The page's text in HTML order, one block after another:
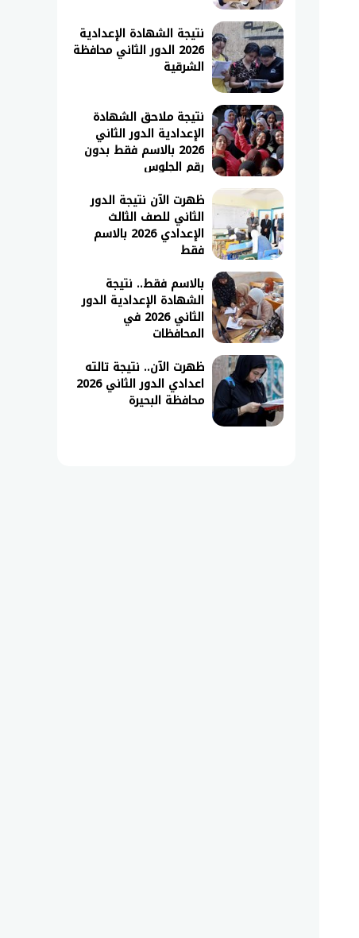
نتيجة الشهادة الإعدادية
2026 الدور الثاني محافظة
الشرقية
نتيجة ملاحق الشهادة
الإعدادية الدور الثاني
2026 بالاسم فقط بدون
رقم الجلوس
ظهرت الآن نتيجة الدور
الثاني للصف الثالث
الإعدادي 2026 بالاسم
فقط
بالاسم فقط.. نتيجة
الشهادة الإعدادية الدور
الثاني 2026 في
المحافظات
ظهرت الآن.. نتيجة تالته
اعدادي الدور الثاني 2026
محافظة البحيرة